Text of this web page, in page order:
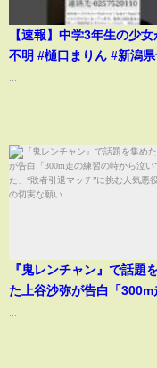
【速報】中学3年生の少
不明 #樋口まりん #新潟県
『鬼レンチャン』で話題
た上谷沙弥が告白「300m